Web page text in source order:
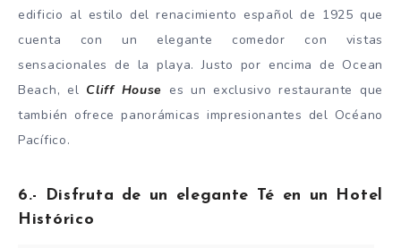
edificio al estilo del renacimiento español de 1925 que
cuenta con un elegante comedor con vistas
sensacionales de la playa. Justo por encima de Ocean
Beach, el Cliff House es un exclusivo restaurante que
también ofrece panorámicas impresionantes del Océano
Pacífico.
6.- Disfruta de un elegante Té en un Hotel
Histórico